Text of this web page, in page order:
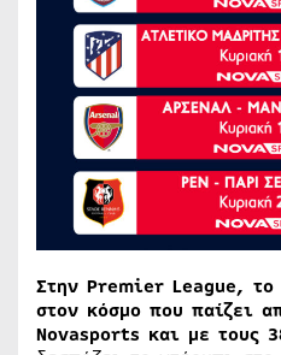
Στην Premier League, το
στον κόσμο που παίζει
Novasports και με τους